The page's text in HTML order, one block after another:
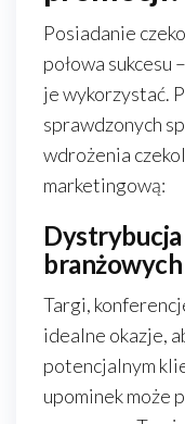
Posiadanie
połowa
je wykorzystać.
sprawdzonych
wdrożenia
marketingową:
branżowych
Targi,
idealne okazje,
potencjalnym
upominek może